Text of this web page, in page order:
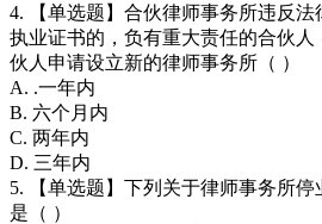
4. 【单选题】合伙律师事务所违反
执业证书的，负有重大责任的合伙
伙人申请设立新的律师事务所（ ）
A. .一年内
B. 六个月内
C. 两年内
D. 三年内
5. 【单选题】下列关于律师事务所
是（ ）